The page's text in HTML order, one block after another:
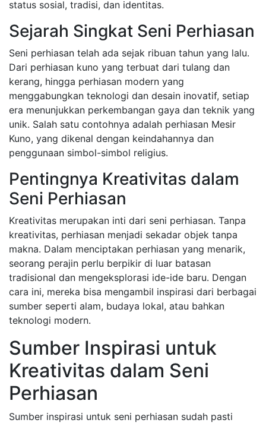
status sosial, tradisi, dan identitas.
Sejarah Singkat Seni Perhiasan
Seni perhiasan telah ada sejak ribuan tahun yang lalu.
Dari perhiasan kuno yang terbuat dari tulang dan
kerang, hingga perhiasan modern yang
menggabungkan teknologi dan desain inovatif, setiap
era menunjukkan perkembangan gaya dan teknik yang
unik. Salah satu contohnya adalah perhiasan Mesir
Kuno, yang dikenal dengan keindahannya dan
penggunaan simbol-simbol religius.
Pentingnya Kreativitas dalam
Seni Perhiasan
Kreativitas merupakan inti dari seni perhiasan. Tanpa
kreativitas, perhiasan menjadi sekadar objek tanpa
makna. Dalam menciptakan perhiasan yang menarik,
seorang perajin perlu berpikir di luar batasan
tradisional dan mengeksplorasi ide-ide baru. Dengan
cara ini, mereka bisa mengambil inspirasi dari berbagai
sumber seperti alam, budaya lokal, atau bahkan
teknologi modern.
Sumber Inspirasi untuk
Kreativitas dalam Seni
Perhiasan
Sumber inspirasi untuk seni perhiasan sudah pasti